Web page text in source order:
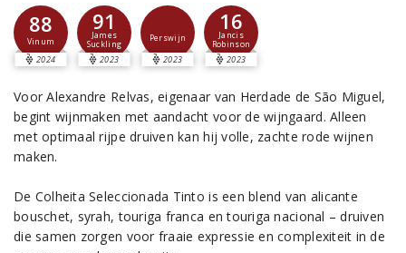
88
Vinum
2024
91
James
Suckling
2023
Perswijn
2023
16
Jancis
Robinson
2023
Voor Alexandre Relvas, eigenaar van Herdade de São Miguel,
begint wijnmaken met aandacht voor de wijngaard. Alleen
met optimaal rijpe druiven kan hij volle, zachte rode wijnen
maken.
De Colheita Seleccionada Tinto is een blend van alicante
bouschet, syrah, touriga franca en touriga nacional – druiven
die samen zorgen voor fraaie expressie en complexiteit in de